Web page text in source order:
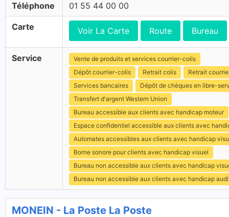
Téléphone 01 55 44 00 00
Carte Voir La Carte Route Bureau
Service
Vente de produits et services courrier-colis
Dépôt courrier-colis
Retrait colis
Retrait
Services bancaires
Dépôt de chèques en libre-
Transfert d'argent Western Union
Bureau accessible aux clients avec handicap moteur
Espace confidentiel accessible aux clients avec
Automates accessibles aux clients avec handicap
Borne sonore pour clients avec handicap visuel
Bureau non accessible aux clients avec handicap
Bureau non accessible aux clients avec handicap
MONEIN - La Poste La Poste